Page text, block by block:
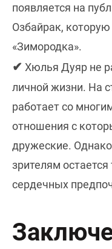
появляется на
Озбайрак,
«Зимородка».
✔ Хюлья Дуяр не
личной жизни. На
работает со
отношения с
дружеские.
зрителям
сердечных